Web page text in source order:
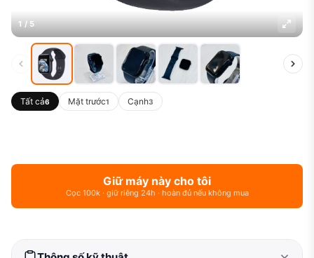
1 / 5
Tất cả6 Mặt trước1 Cạnh3
Giữ máy này cho tôi
Cọc 100k · giữ riêng 24h · hoàn đủ nếu không mua